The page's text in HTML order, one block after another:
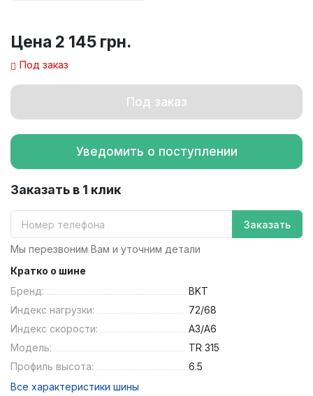
Цена 2 145 грн.
Под заказ
Под заказ
Уведомить о поступлении
Заказать в 1 клик
Заказать
Мы перезвоним Вам и уточним детали
Кратко о шине
Бренд:
BKT
Индекс нагрузки:
72/68
Индекс скорости:
A3/A6
Модель:
TR 315
Профиль высота:
6.5
Все характеристики шины